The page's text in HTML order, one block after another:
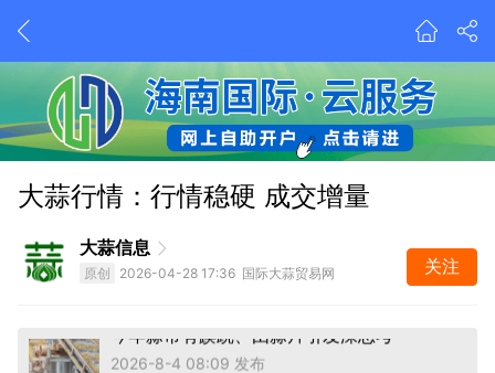
大蒜行情：行情稳硬 成交增量
大蒜信息
原创 2026-04-28 17:36 国际大蒜贸易网 关注
2026-8-4 08:09 发布
前天 19:03 发布
多雨天来临 大蒜行情能否稳住？